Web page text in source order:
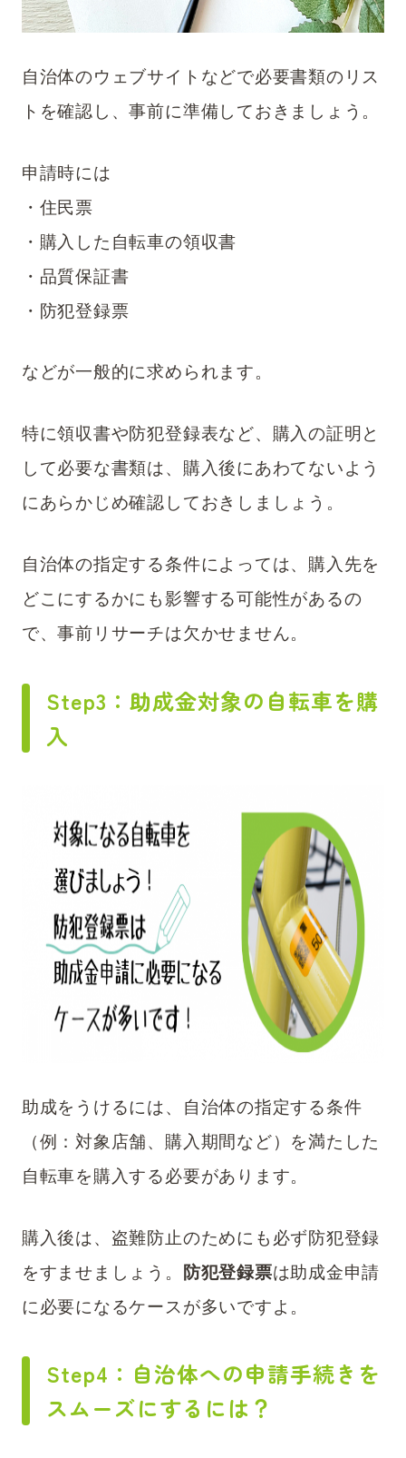
自治体のウェブサイトなどで必要書類のリス
トを確認し、事前に準備しておきましょう。
申請時には
・住民票
・購入した自転車の領収書
・品質保証書
・防犯登録票
などが一般的に求められます。
特に領収書や防犯登録表など、購入の証明と
して必要な書類は、購入後にあわてないよう
にあらかじめ確認しておきしましょう。
自治体の指定する条件によっては、購入先を
どこにするかにも影響する可能性があるの
で、事前リサーチは欠かせません。
Step3：助成金対象の自転車を購
入
助成をうけるには、自治体の指定する条件
（例：対象店舗、購入期間など）を満たした
自転車を購入する必要があります。
購入後は、盗難防止のためにも必ず防犯登録
をすませましょう。
防犯登録票は助成金申請
に必要になるケースが多いですよ。
Step4：自治体への申請手続きを
スムーズにするには？